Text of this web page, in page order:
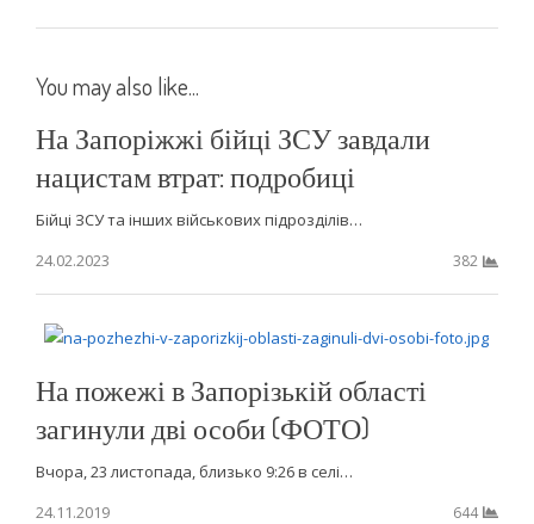
You may also like...
На Запоріжжі бійці ЗСУ завдали
нацистам втрат: подробиці
Бійці ЗСУ та інших військових підрозділів…
24.02.2023
382
На пожежі в Запорізькій області
загинули дві особи (ФОТО)
Вчора, 23 листопада, близько 9:26 в селі…
24.11.2019
644